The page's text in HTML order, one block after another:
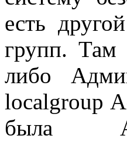
есть
групп. Там
либо
localgroup
была